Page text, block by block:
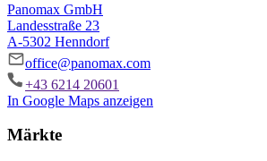
Panomax GmbH
Landesstraße 23
A-5302 Henndorf
office@panomax.com
+43 6214 20601
In Google Maps anzeigen
Märkte